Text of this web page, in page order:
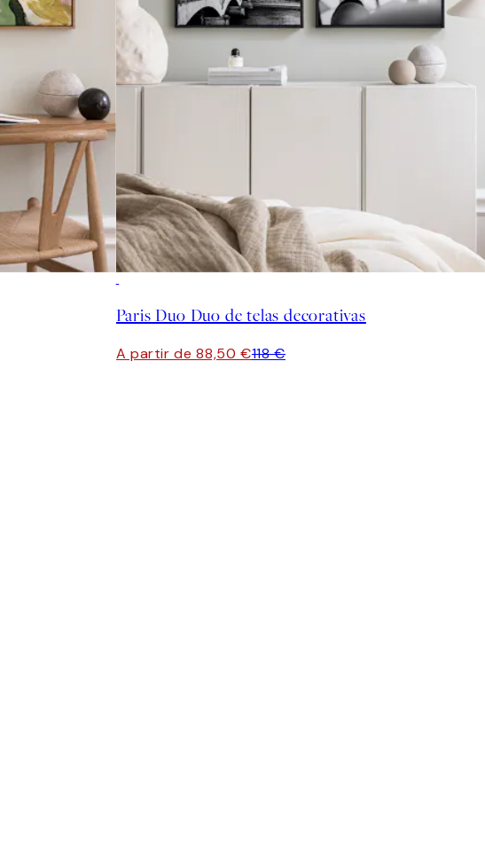
Paris Duo Duo de telas decorativas
A partir de 88,50 €118 €